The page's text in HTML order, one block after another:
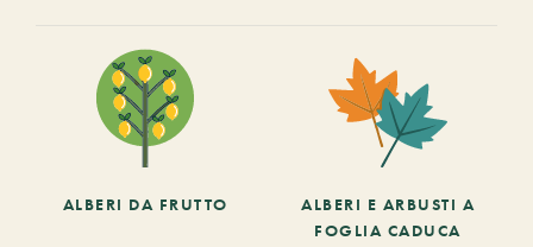
ALBERI DA FRUTTO
ALBERI E ARBUSTI A
FOGLIA CADUCA